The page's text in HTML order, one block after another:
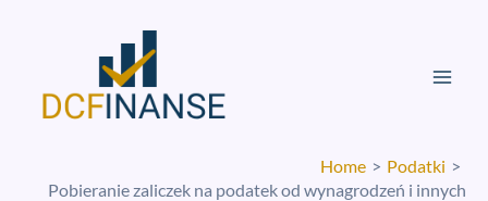
Home
Podatki
Pobieranie zaliczek na podatek od wynagrodzeń i innych